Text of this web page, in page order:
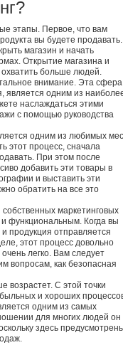
этапы. Первое, что вам
вы будете продавать.
магазин и начать
Открытие магазина и
больше людей.
внимание. Эта
является одним из
наслаждаться этими
с помощью руководства
одним из любимых
этот процесс, сначала
При этом после
добавить эти товары в
и выставить эти
обратить на все это
маркетинговых
функциональным. Когда вы
продукция отправляется
этот процесс довольно
легко. Вам следует
вопросам, как безопасная
возрастет. С этой точки
и хороших
одним из самых
для многих людей он
здесь